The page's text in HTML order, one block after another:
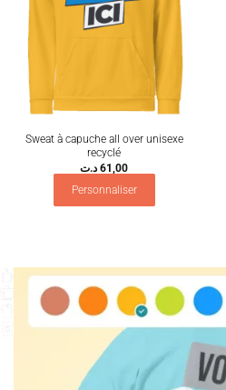
Sweat à capuche all over unisexe
recyclé
61,00 د.ت
Personnaliser